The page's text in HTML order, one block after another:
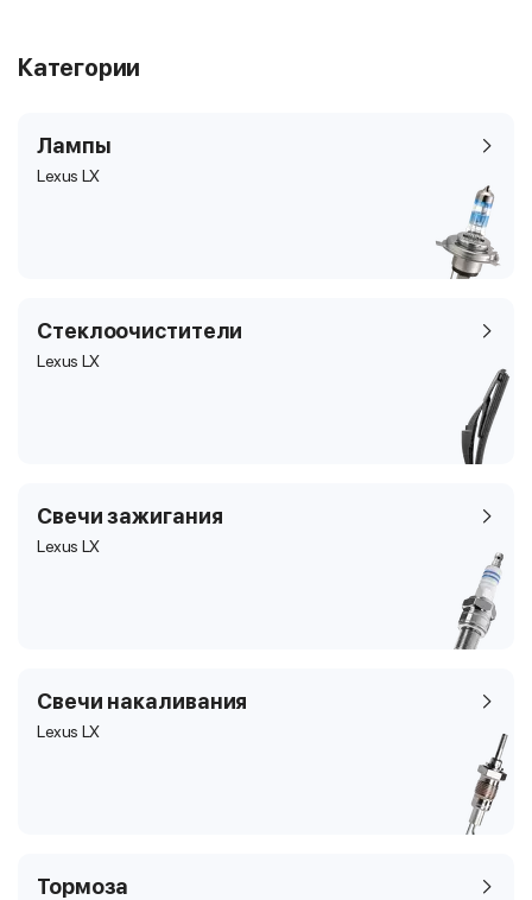
Категории
Лампы
Lexus LX
Стеклоочистители
Lexus LX
Свечи зажигания
Lexus LX
Свечи накаливания
Lexus LX
Тормоза